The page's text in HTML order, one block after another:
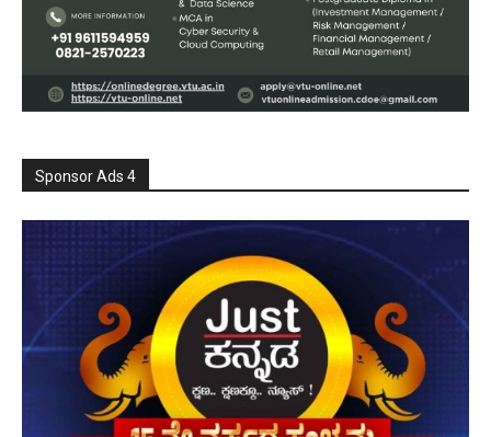
Sponsor Ads 4